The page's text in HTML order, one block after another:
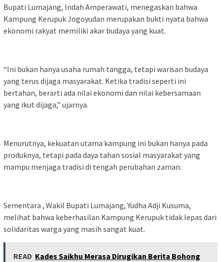
Bupati Lumajang, Indah Amperawati, menegaskan bahwa
Kampung Kerupuk Jogoyudan merupakan bukti nyata bahwa
ekonomi rakyat memiliki akar budaya yang kuat.
“Ini bukan hanya usaha rumah tangga, tetapi warisan budaya
yang terus dijaga masyarakat. Ketika tradisi seperti ini
bertahan, berarti ada nilai ekonomi dan nilai kebersamaan
yang ikut dijaga,” ujarnya.
Menurutnya, kekuatan utama kampung ini bukan hanya pada
produknya, tetapi pada daya tahan sosial masyarakat yang
mampu menjaga tradisi di tengah perubahan zaman.
Sementara , Wakil Bupati Lumajang, Yudha Adji Kusuma,
melihat bahwa keberhasilan Kampung Kerupuk tidak lepas dari
solidaritas warga yang masih sangat kuat.
READ Kades Saikhu Merasa Dirugikan Berita Bohong